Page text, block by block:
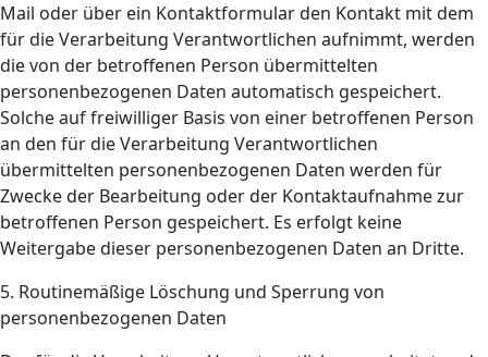
Mail oder über ein Kontaktformular den Kontakt mit dem
für die Verarbeitung Verantwortlichen aufnimmt, werden
die von der betroffenen Person übermittelten
personenbezogenen Daten automatisch gespeichert.
Solche auf freiwilliger Basis von einer betroffenen Person
an den für die Verarbeitung Verantwortlichen
übermittelten personenbezogenen Daten werden für
Zwecke der Bearbeitung oder der Kontaktaufnahme zur
betroffenen Person gespeichert. Es erfolgt keine
Weitergabe dieser personenbezogenen Daten an Dritte.
5. Routinemäßige Löschung und Sperrung von
personenbezogenen Daten